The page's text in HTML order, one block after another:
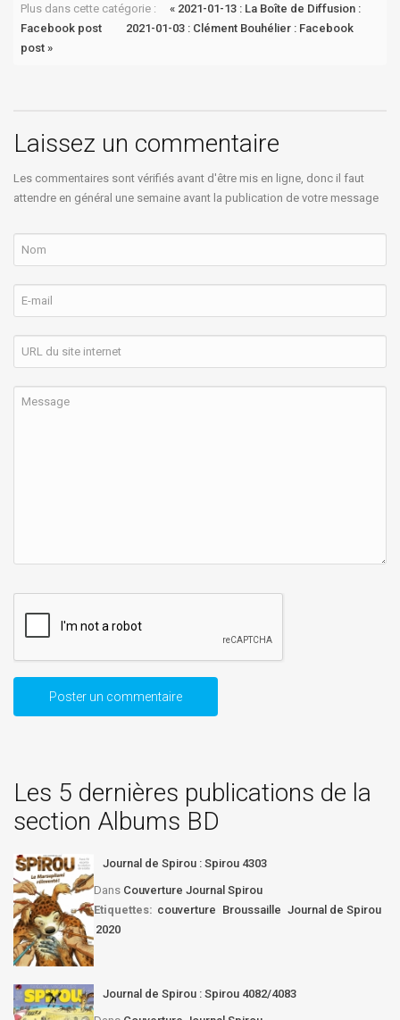
Plus dans cette catégorie :
« 2021-01-13 : La Boîte de Diffusion :
Facebook post
2021-01-03 : Clément Bouhélier : Facebook
post »
Laissez un commentaire
Les commentaires sont vérifiés avant d'être mis en ligne, donc il faut
attendre en général une semaine avant la publication de votre message
Les 5 dernières publications de la
section Albums BD
Journal de Spirou : Spirou 4303
Dans Couverture Journal Spirou
Etiquettes: couverture Broussaille Journal de Spirou
2020
Journal de Spirou : Spirou 4082/4083